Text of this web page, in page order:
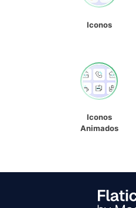
Iconos
Iconos
Animados